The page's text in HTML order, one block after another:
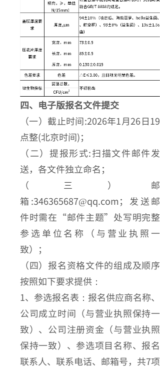
四、电子版报名文件提交
（一）截止时间:2026年1月26日19
点整(北京时间)；
（二）提报形式:扫描文件邮件发
送，各文件独立命名；
（三）邮
箱:346365687@qq.com；发送邮
件时需在“邮件主题”处写明完整
参选单位名称（与营业执照一
致）；
（四）报名资格文件的组成及顺序
按照如下要求提供：
1、参选报名表：报名供应商名称、
公司成立时间（与营业执照保持一
致）、公司注册资金（与营业执照
保持一致）、参选项目名称、报名
联系人、联系电话、邮箱号，共7项